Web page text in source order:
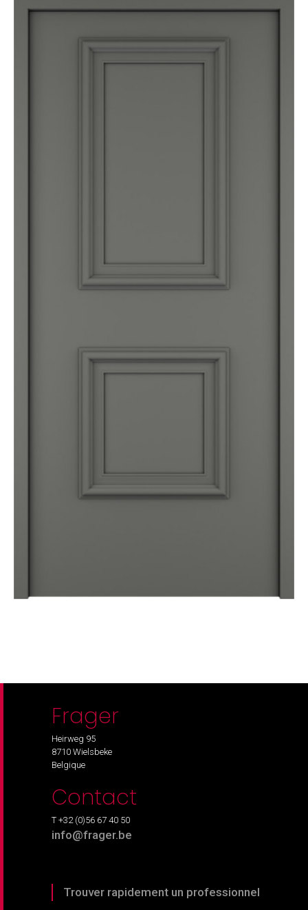
Frager
Heirweg 95
8710 Wielsbeke
Belgique
Contact
T +32 (0)56 67 40 50
info@frager.be
Trouver rapidement un professionnel